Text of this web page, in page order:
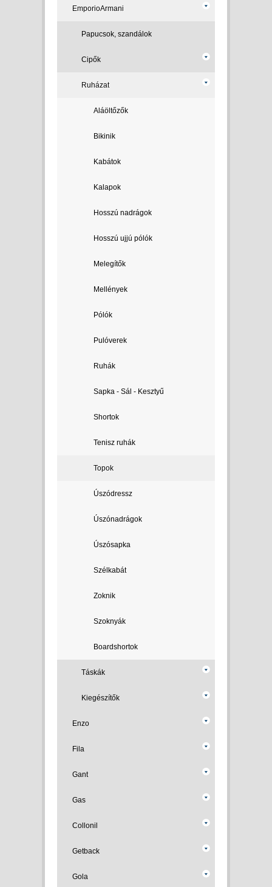
EmporioArmani
Papucsok, szandálok
Cipők
Ruházat
Aláöltőzők
Bikinik
Kabátok
Kalapok
Hosszú nadrágok
Hosszú ujjú pólók
Melegítők
Mellények
Pólók
Pulóverek
Ruhák
Sapka - Sál - Kesztyű
Shortok
Tenisz ruhák
Topok
Úszódressz
Úszónadrágok
Úszósapka
Szélkabát
Zoknik
Szoknyák
Boardshortok
Táskák
Kiegészítők
Enzo
Fila
Gant
Gas
Collonil
Getback
Gola